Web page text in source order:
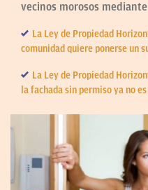
vecinos morosos
La Ley de Propiedad
comunidad quiere ponerse un
La Ley de Propiedad
la fachada sin permiso ya no